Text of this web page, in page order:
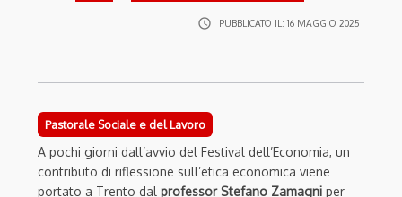
access_time PUBBLICATO IL: 16 MAGGIO 2025
Pastorale Sociale e del Lavoro
A pochi giorni dall’avvio del Festival dell’Economia, un
contributo di riflessione sull’etica economica viene
portato a Trento dal professor Stefano Zamagni per